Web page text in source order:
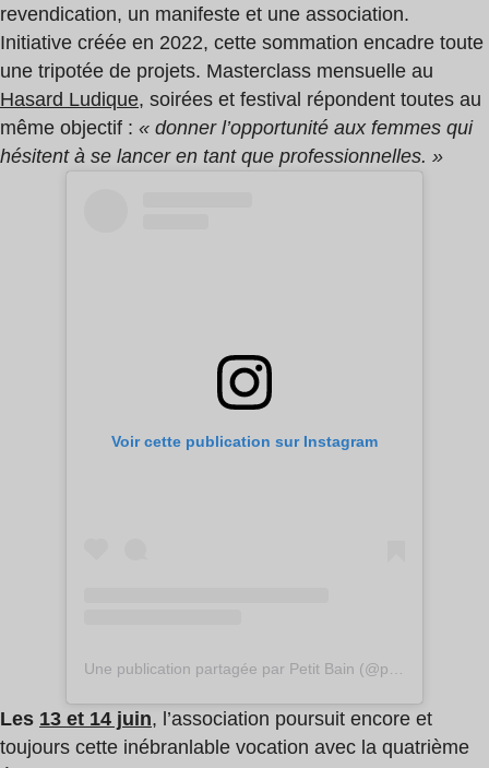
revendication, un manifeste et une association.
Initiative créée en 2022, cette sommation encadre toute
une tripotée de projets. Masterclass mensuelle au
Hasard Ludique, soirées et festival répondent toutes au
même objectif : « donner l’opportunité aux femmes qui
hésitent à se lancer en tant que professionnelles. »
Voir cette publication sur Instagram
Les 13 et 14 juin, l’association poursuit encore et
toujours cette inébranlable vocation avec la quatrième